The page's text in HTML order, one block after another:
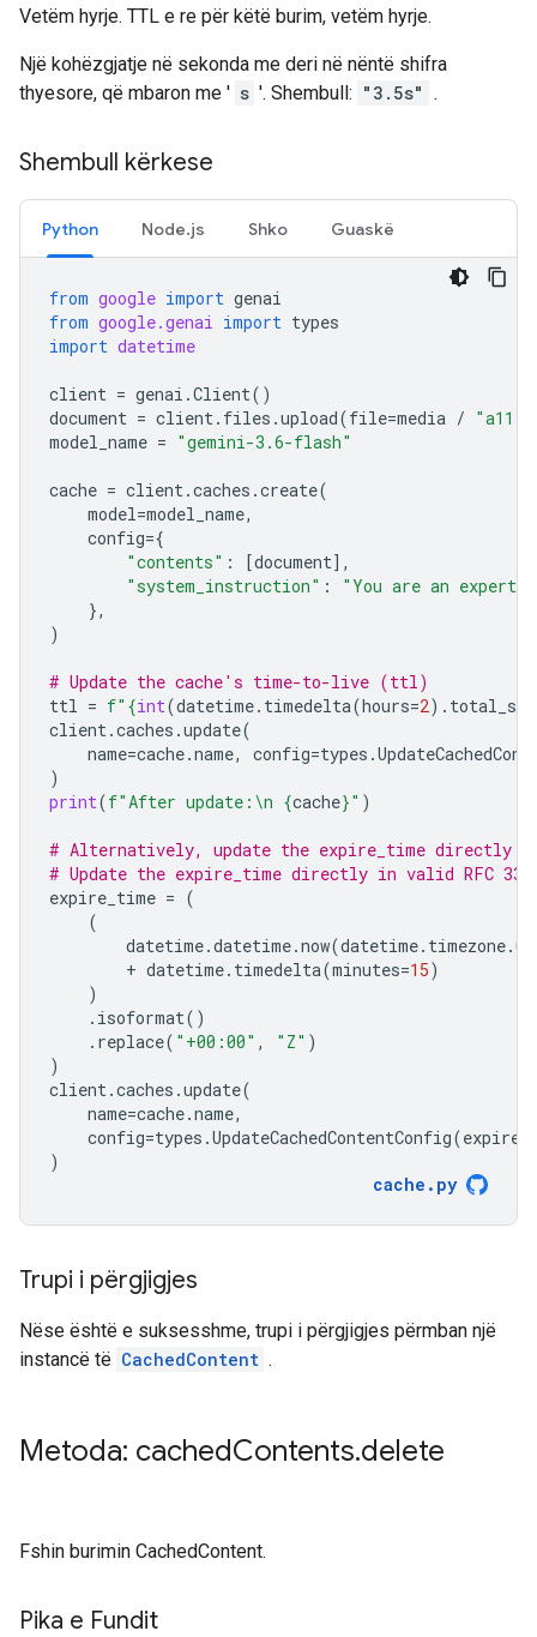
Vetëm hyrje. TTL e re për këtë burim, vetëm hyrje.
Një kohëzgjatje në sekonda me deri në nëntë shifra
thyesore, që mbaron me ' s '. Shembull: "3.5s" .
Shembull kërkese
Python Node.js Shko Guaskë
from google import genai
from google.genai import types
import datetime
client = genai .Client()
document = client. files .upload(file=media /
model_name = "gemini-3.6-flash"
cache = client.caches .create(
model=model_name,
config={
"contents" : [document],
"system_instruction" :
"You are an expert
},
)
# Update the cache's time-to-live (ttl)
ttl = f" {int(datetime. timedelta(hours=2) .
client.caches .update(
name=cache.name, config=types .
)
print(f"After update: \n {cache}" )
# Alternatively, update the expire_time directly
# Update the expire_time directly in valid RFC
expire_time = (
(
datetime.datetime.now(datetime. timezone.
+ datetime. timedelta(minutes=15)
)
. isoformat()
. replace( "+00:00" , "Z" )
)
client.caches .update(
name=cache.name,
config=types .UpdateCachedContentConfig(
)
cache . py
Trupi i përgjigjes
Nëse është e suksesshme, trupi i përgjigjes përmban një
instancë të CachedContent .
Metoda: cachedContents.delete
Fshin burimin CachedContent.
Pika e Fundit